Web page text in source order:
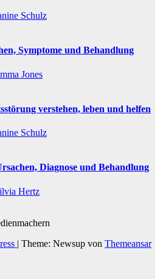
Schulz
Symptome und Behandlung
Jones
verstehen, leben und helfen
Schulz
Diagnose und Behandlung
Hertz
| Theme: Newsup von Themeansar